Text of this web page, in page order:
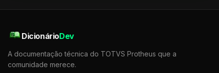
DicionárioDev
A documentação técnica do TOTVS Protheus que a
comunidade merece.